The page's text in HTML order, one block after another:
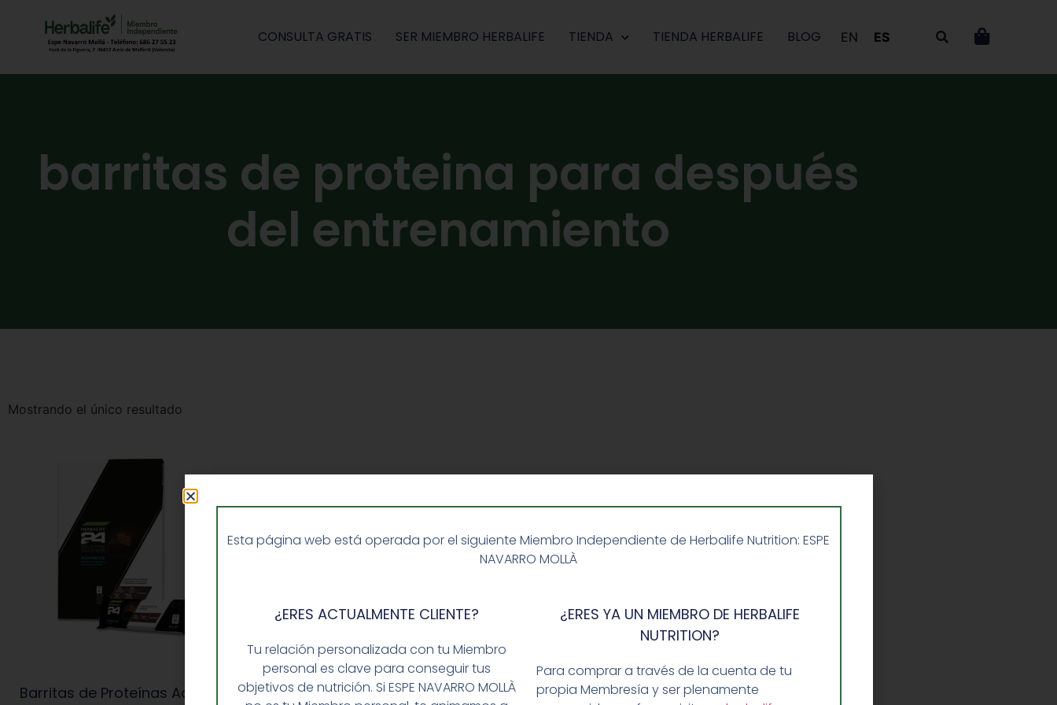
CONSULTA GRATIS SER MIEMBRO HERBALIFE TIENDA TIENDA HERBALIFE BLOG EN ES
barritas de proteina para después
del entrenamiento
Mostrando el único resultado
Barritas de Proteínas Achieve
Esta página web está operada por el siguiente Miembro Independiente de Herbalife Nutrition: ESPE
NAVARRO MOLLÀ
¿ERES ACTUALMENTE CLIENTE?
Tu relación personalizada con tu Miembro
personal es clave para conseguir tus
objetivos de nutrición. Si ESPE NAVARRO MOLLÀ
¿ERES YA UN MIEMBRO DE HERBALIFE
NUTRITION?
Para comprar a través de la cuenta de tu
propia Membresía y ser plenamente